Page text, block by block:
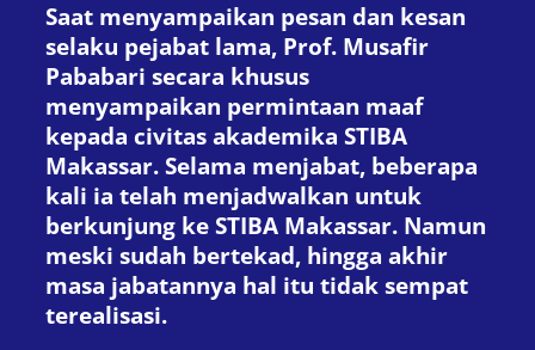
Saat menyampaikan pesan dan kesan
selaku pejabat lama, Prof. Musafir
Pababari secara khusus
menyampaikan permintaan maaf
kepada civitas akademika STIBA
Makassar. Selama menjabat, beberapa
kali ia telah menjadwalkan untuk
berkunjung ke STIBA Makassar. Namun
meski sudah bertekad, hingga akhir
masa jabatannya hal itu tidak sempat
terealisasi.